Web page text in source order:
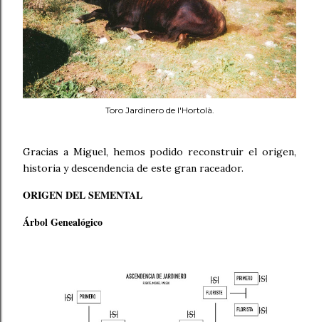
Toro Jardinero de l'Hortolà.
Gracias a Miguel, hemos podido reconstruir el origen,
historia y descendencia de este gran raceador.
ORIGEN DEL SEMENTAL
Árbol Genealógico